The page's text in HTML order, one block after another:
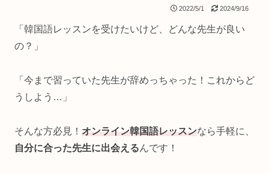
2022/5/1 2024/9/16
「韓国語レッスンを受けたいけど、どんな先生が良い
の？」
「今まで習っていた先生が辞めっちゃった！これからど
うしよう…」
そんな方必見！ オンライン韓国語レッスンなら手軽に、
自分に合った先生に出会えるんです！